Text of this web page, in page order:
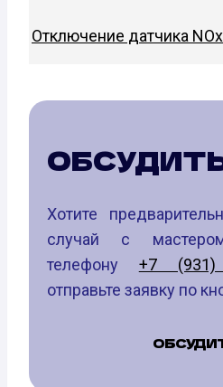
Отключение датчика NOx
Хотите
случай с
телефону +7 (931)
отправьте заявку по